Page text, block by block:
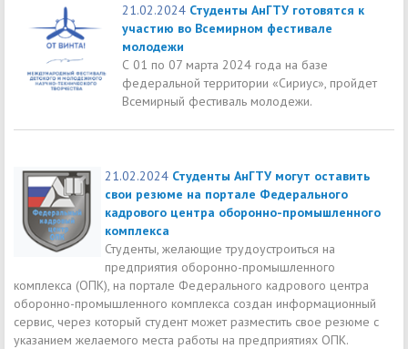
21.02.2024 Студенты АнГТУ готовятся к
участию во Всемирном фестивале
молодежи
С 01 по 07 марта 2024 года на базе
федеральной территории «Сириус», пройдет
Всемирный фестиваль молодежи.
21.02.2024 Студенты АнГТУ могут оставить
свои резюме на портале Федерального
кадрового центра оборонно-промышленного
комплекса
Студенты, желающие трудоустроиться на
предприятия оборонно-промышленного
комплекса (ОПК), на портале Федерального кадрового центра
оборонно-промышленного комплекса создан информационный
сервис, через который студент может разместить свое резюме с
указанием желаемого места работы на предприятиях ОПК.